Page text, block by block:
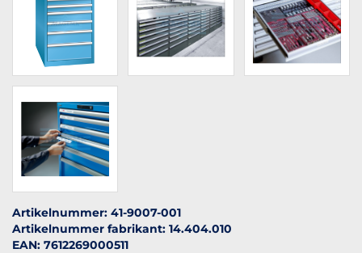
Artikelnummer: 41-9007-001
Artikelnummer fabrikant: 14.404.010
EAN: 7612269000511